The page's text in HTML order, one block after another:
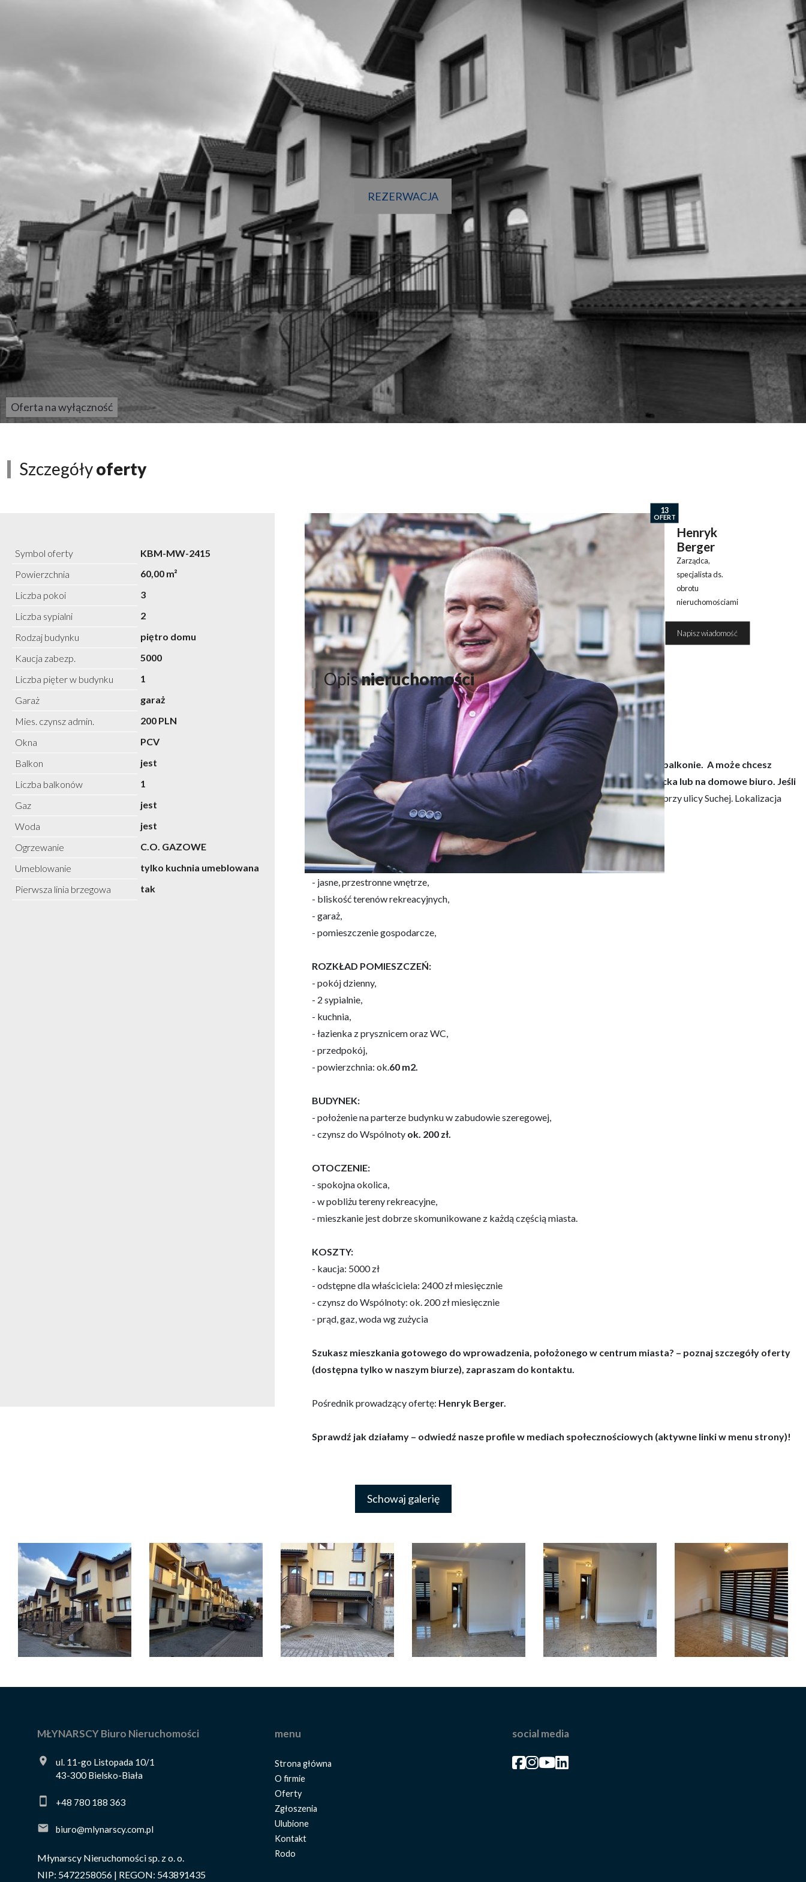
Oferta na wyłączność
REZERWACJA
Szczegółyoferty
Symbol oferty
KBM-MW-2415
Powierzchnia
60,00 m²
Liczba pokoi
3
Liczba sypialni
2
Rodzaj budynku
piętro domu
Kaucja zabezp.
5000
Liczba pięter w budynku
1
Garaż
garaż
Mies. czynsz admin.
200 PLN
Okna
PCV
Balkon
jest
Liczba balkonów
1
Gaz
jest
Woda
jest
Ogrzewanie
C.O. GAZOWE
Umeblowanie
tylko kuchnia umeblowana
Pierwsza linia brzegowa
tak
Henryk
Berger
Zarządca,
specjalista ds.
obrotu
nieruchomościami
Napisz wiadomość
13
OFERT
Opisnieruchomości
Mieszkanie 3 - pokojowe w Olszówce z garażem
Szukasz mieszkania w świetnej okolicy, gdzie będziesz mógł zrelaksować się na balkonie. A może chcesz
powiększyć swoją przestrzeń życiową – trzeci pokój idealnie nadaje się dla dziecka lub na domowe biuro. Jeśli
tak, to ta oferta jest idealna dla Ciebie.
Bardzo przestronne i przytulne mieszkanie przy ulicy Suchej. Lokalizacja
zapewnia szybki dostęp do każdej jego części miasta.
NAJWAŻNIEJSZE ATUTY:
- funkcjonalny rozkład i aż trzy pokoje,
- jasne, przestronne wnętrze,
- bliskość terenów rekreacyjnych,
- garaż,
- pomieszczenie gospodarcze,
ROZKŁAD POMIESZCZEŃ:
- pokój dzienny,
- 2 sypialnie,
- kuchnia,
- łazienka z prysznicem oraz WC,
- przedpokój,
- powierzchnia: ok.60 m2.
BUDYNEK:
- położenie na parterze budynku w zabudowie szeregowej,
- czynsz do Wspólnoty ok. 200 zł.
OTOCZENIE:
- spokojna okolica,
- w pobliżu tereny rekreacyjne,
- mieszkanie jest dobrze skomunikowane z każdą częścią miasta.
KOSZTY:
- kaucja: 5000 zł
- odstępne dla właściciela: 2400 zł miesięcznie
- czynsz do Wspólnoty: ok. 200 zł miesięcznie
- prąd, gaz, woda wg zużycia
Szukasz mieszkania gotowego do wprowadzenia, położonego w centrum miasta? – poznaj szczegóły oferty
(dostępna tylko w naszym biurze), zapraszam do kontaktu.
Pośrednik prowadzący ofertę: Henryk Berger.
Sprawdź jak działamy – odwiedź nasze profile w mediach społecznościowych (aktywne linki w menu strony)!
Schowaj galerię
MŁYNARSCY Biuro Nieruchomości
ul. 11-go Listopada 10/1
43-300 Bielsko-Biała
+48 780 188 363
biuro@mlynarscy.com.pl
Młynarscy Nieruchomości sp. z o. o.
NIP: 5472258056 | REGON: 543891435
menu
Strona główna
O firmie
Oferty
Zgłoszenia
Ulubione
Kontakt
Rodo
social media
Facebook
Facebook
Facebook
Facebook